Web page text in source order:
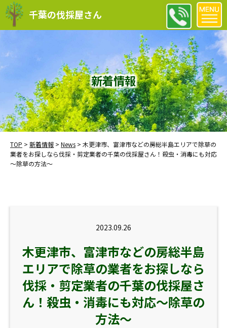
千葉の伐採屋さん
新着情報
TOP > 新着情報 > News > 木更津市、富津市などの房総半島エリアで除草の
業者をお探しなら伐採・剪定業者の千葉の伐採屋さん！殺虫・消毒にも対応
～除草の方法～
2023.09.26
木更津市、富津市などの房総半島
エリアで除草の業者をお探しなら
伐採・剪定業者の千葉の伐採屋さ
ん！殺虫・消毒にも対応～除草の
方法～